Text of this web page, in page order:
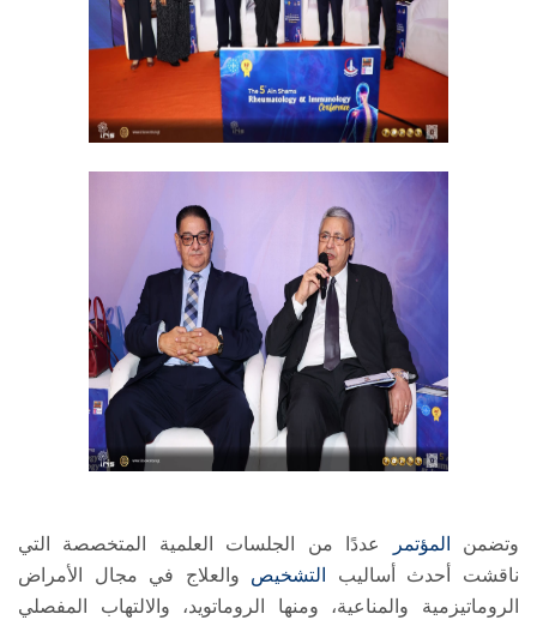
وتضمن المؤتمر
عددًا من الجلسات العلمية المتخصصة التي
ناقشت أحدث أساليب التشخيص والعلاج في مجال الأمراض
الروماتيزمية والمناعية، ومنها الروماتويد، والالتهاب المفصلي